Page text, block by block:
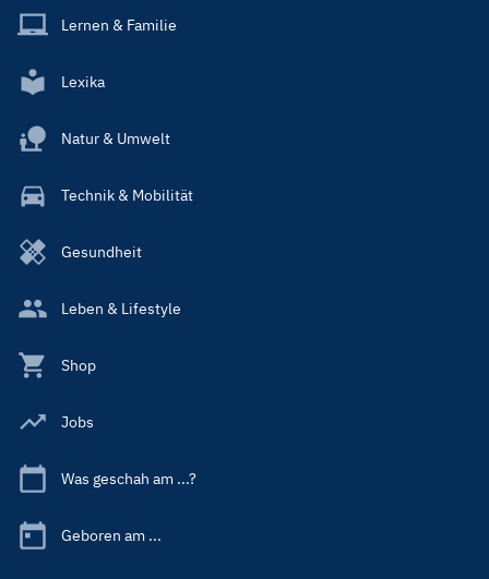
Lernen & Familie
Lexika
Natur & Umwelt
Technik & Mobilität
Gesundheit
Leben & Lifestyle
Shop
Jobs
Was geschah am ...?
Geboren am ...